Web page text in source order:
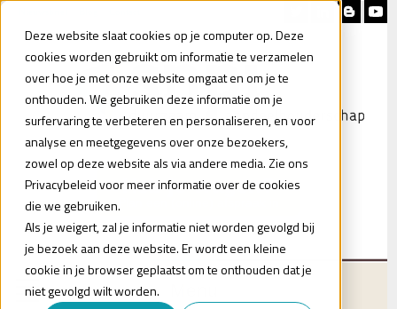
Deze website slaat cookies op je computer op. Deze
cookies worden gebruikt om informatie te verzamelen
over hoe je met onze website omgaat en om je te
onthouden. We gebruiken deze informatie om je
surfervaring te verbeteren en personaliseren, en voor
analyse en meetgegevens over onze bezoekers,
zowel op deze website als via andere media. Zie ons
Privacybeleid voor meer informatie over de cookies
die we gebruiken.
Als je weigert, zal je informatie niet worden gevolgd bij
je bezoek aan deze website. Er wordt een kleine
cookie in je browser geplaatst om te onthouden dat je
niet gevolgd wilt worden.
Heb je vragen?